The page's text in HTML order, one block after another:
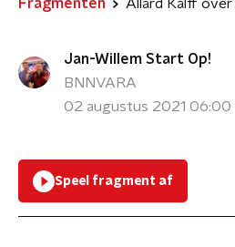
Fragmenten
Jan-Willem Start Op!
BNNVARA
02 augustus 2021
Speel fragment af